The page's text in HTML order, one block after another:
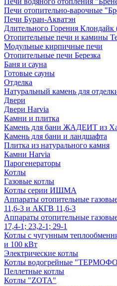
Печи отопительно-варочные
Печи Буран-Акватэн
Длительного Горения Клондайк
Отопительные печи и камины
Модульные кирпичные печи
Отопительные печи Березка
Баня и сауна
Готовые сауны
Отделка
Натуральный камень для
Двери
Двери Harvia
Камни и плитка
Камень для бани ЖАДЕИТ из
Камень для бани и ландшафта
Плитка из натурального камня
Камни Harvia
Парогенераторы
Котлы
Газовые котлы
Котлы серии ИШМА
Аппараты отопительные
11,6-3 и АКГВ 11,6-3
Аппараты отопительные
17,4-1; 23,2-1; 29-1
Котлы с чугунным
и 100 кВт
Электрические котлы
Котлы водогрейные
Пеллетные котлы
Котлы "ZOTA"